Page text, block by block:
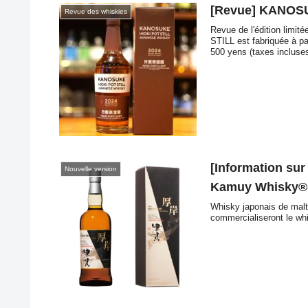
Revue des whiskies [Revue]
Revue de l'édition
STILL est fabriquée à
500 yens (taxes
Nouvelle version
[Information sur
Kamuy
Whisky japonais de
commercialiseront le